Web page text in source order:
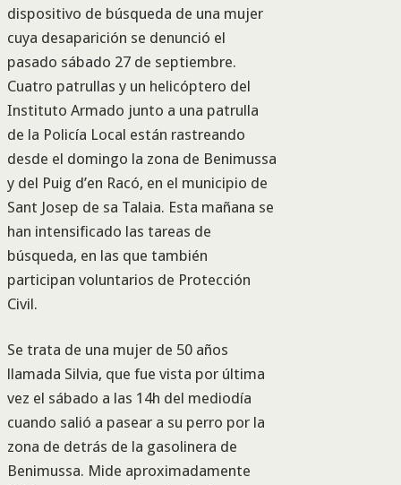
dispositivo de búsqueda de una mujer
cuya desaparición se denunció el
pasado sábado 27 de septiembre.
Cuatro patrullas y un helicóptero del
Instituto Armado junto a una patrulla
de la Policía Local están rastreando
desde el domingo la zona de Benimussa
y del Puig d’en Racó, en el municipio de
Sant Josep de sa Talaia. Esta mañana se
han intensificado las tareas de
búsqueda, en las que también
participan voluntarios de Protección
Civil.
Se trata de una mujer de 50 años
llamada Silvia, que fue vista por última
vez el sábado a las 14h del mediodía
cuando salió a pasear a su perro por la
zona de detrás de la gasolinera de
Benimussa. Mide aproximadamente